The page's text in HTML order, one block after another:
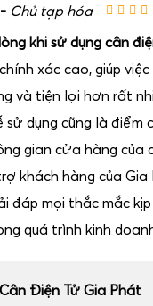
Chủ tạp hóa
khi sử dụng cân
xác cao, giúp
và tiện lợi hơn rất
sử dụng cũng là điểm
gian cửa hàng của
khách hàng của
đáp mọi thắc mắc
quá trình kinh
Cân Điện Tử Gia Phát